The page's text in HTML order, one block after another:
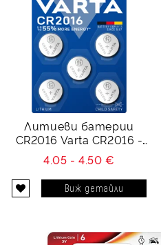
Литиеви батерии
CR2016 Varta CR2016 -
3V - 5 броя
4.05 - 4.50 €
Виж детайли